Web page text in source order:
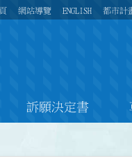
網站導覽 ENGLISH 都市計
訴願決定書